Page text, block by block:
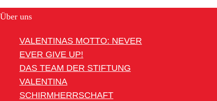
Über uns
VALENTINAS MOTTO: NEVER
EVER GIVE UP!
DAS TEAM DER STIFTUNG
VALENTINA
SCHIRMHERRSCHAFT